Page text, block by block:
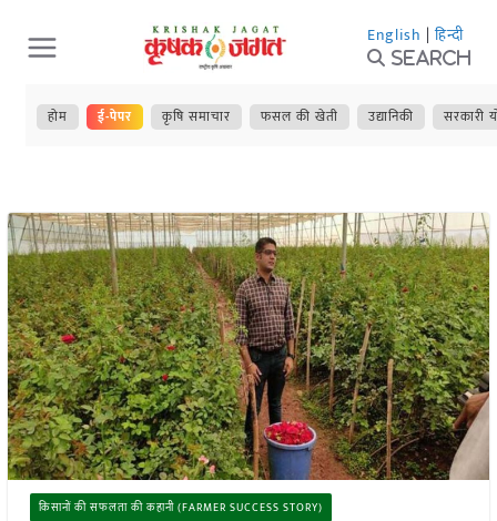
Skip
to
content
English | हिन्दी
Search
होम ई-पेपर कृषि समाचार फसल की खेती उद्यानिकी सरकारी
किसानों की सफलता की कहानी (FARMER SUCCESS STORY)